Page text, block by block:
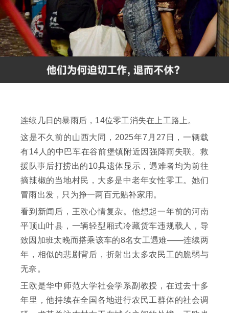
连续几日的暴雨后，14位零工消失在上工路上。
这是不久前的山西大同，2025年7月27日，一辆载
有14人的中巴车在谷前堡镇附近因强降雨失联。救
援队事后打捞出的10具遗体显示，遇难者均为前往
摘辣椒的当地村民，大多是中老年女性零工。她们
冒雨出发，只为挣一两百元贴补家用。
看到新闻后，王欧心情复杂。他想起一年前的河南
平顶山叶县，一辆轻型厢式冷藏货车违规载人，导
致因加班太晚而搭乘该车的8名女工遇难——连续两
年，相似的悲剧背后，折射出太多农民工的脆弱与
无奈。
王欧是华中师范大学社会学系副教授，在过去十多
年里，他持续在全国各地进行农民工群体的社会调